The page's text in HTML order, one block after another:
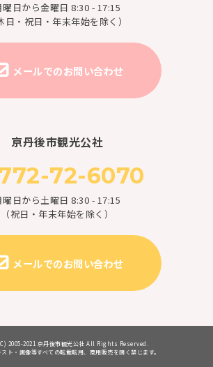
曜日から金曜日 8:30 - 17:15
日・祝日・年末年始を除く）
メールでのお問い合わせ
京丹後市観光公社
72-6070
曜日から土曜日 8:30 - 17:15
（祝日・年末年始を除く）
メールでのお問い合わせ
2005-2021 京丹後市観光公社 All Rights Reserved.
ト・画像等すべての転載転用、商用販売を固く禁じます。